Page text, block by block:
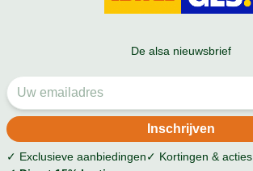
De alsa nieuwsbrief
✓ Exclusieve aanbiedingen✓ Kortingen & acties